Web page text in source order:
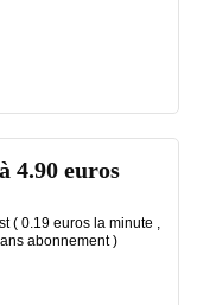
4.90 euros
( 0.19 euros la minute ,
abonnement )